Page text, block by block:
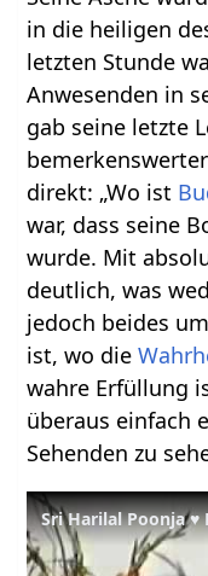
in die heiligen
letzten Stunde
Anwesenden in
gab seine letzte
bemerkenswerter
direkt: „Wo ist
war, dass seine
wurde. Mit
deutlich, was
jedoch beides
ist, wo die
wahre Erfüllung
überaus einfach
Sehenden zu